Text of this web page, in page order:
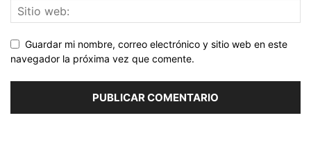
Guardar mi nombre, correo electrónico y sitio web en este
navegador la próxima vez que comente.